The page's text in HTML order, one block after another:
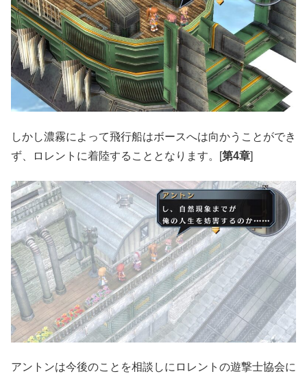
しかし濃霧によって飛行船はボースへは向かうことができ
ず、ロレントに着陸することとなります。[第4章]
アントンは今後のことを相談しにロレントの遊撃士協会に